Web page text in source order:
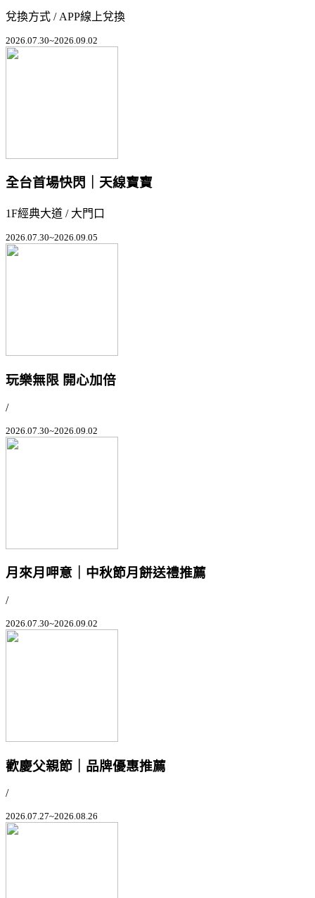
兌換方式 / APP線上兌換
2026.07.30~2026.09.02
全台首場快閃｜天線寶寶
1F經典大道 / 大門口
2026.07.30~2026.09.05
玩樂無限 開心加倍
/
2026.07.30~2026.09.02
月來月呷意｜中秋節月餅送禮推薦
/
2026.07.30~2026.09.02
歡慶父親節｜品牌優惠推薦
/
2026.07.27~2026.08.26